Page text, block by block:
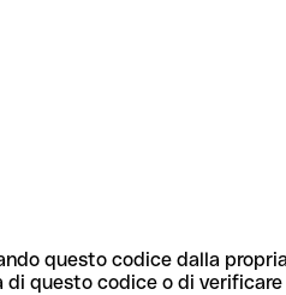
questo codice dalla
questo codice o di